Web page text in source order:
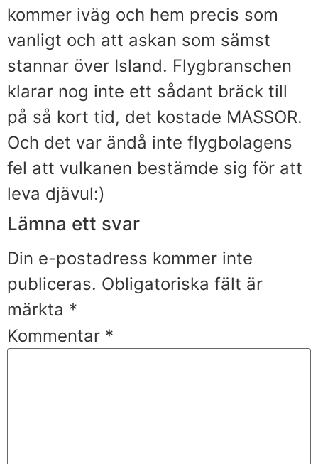
kommer iväg och hem precis som
vanligt och att askan som sämst
stannar över Island. Flygbranschen
klarar nog inte ett sådant bräck till
på så kort tid, det kostade MASSOR.
Och det var ändå inte flygbolagens
fel att vulkanen bestämde sig för att
leva djävul:)
Lämna ett svar
Din e-postadress kommer inte
publiceras. Obligatoriska fält är
märkta *
Kommentar *